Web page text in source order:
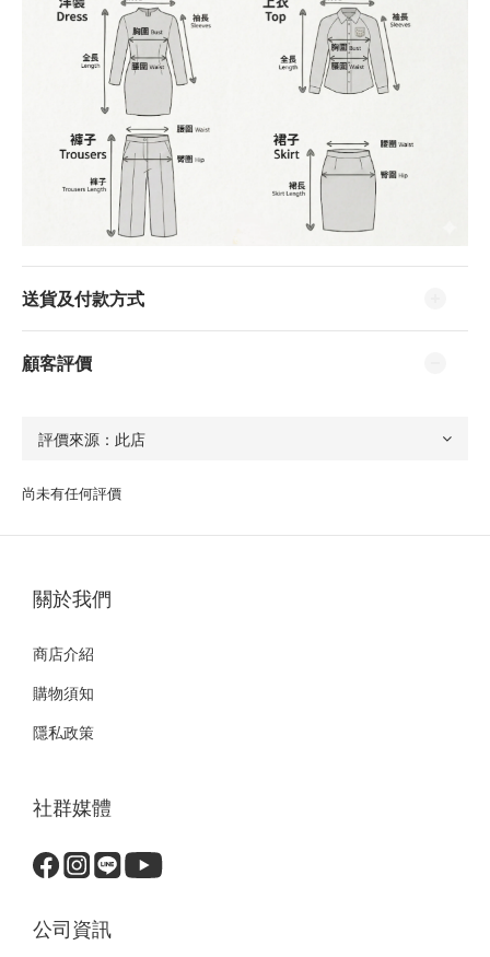
送貨及付款方式
顧客評價
尚未有任何評價
關於我們
商店介紹
購物須知
隱私政策
社群媒體
公司資訊